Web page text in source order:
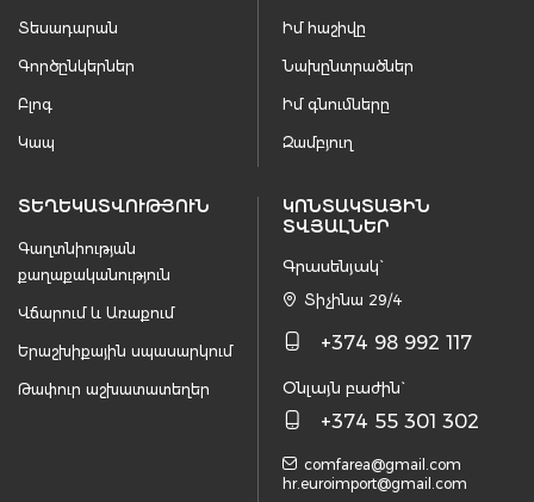
Տեսադարան
Գործընկերներ
Բլոգ
Կապ
Իմ հաշիվը
Նախընտրածներ
Իմ գնումները
Զամբյուղ
ՏԵՂԵԿԱՏՎՈՒԹՅՈՒՆ
Գաղտնիության
քաղաքականություն
Վճարում և Առաքում
Երաշխիքային սպասարկում
Թափուր աշխատատեղեր
ԿՈՆՏԱԿՏԱՅԻՆ
ՏՎՅԱԼՆԵՐ
Գրասենյակ`
Տիչինա 29/4
+374 98 992 117
Օնլայն բաժին`
+374 55 301 302
comfarea@gmail.com
hr.euroimport@gmail.com